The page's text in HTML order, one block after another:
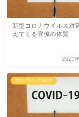
新型コロナウイルス対
えてくる官僚の体質
2020
コロナウイルス感染症